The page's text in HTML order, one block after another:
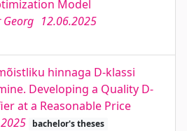
Model
Georg 12.06.2025
hinnaga D-klassi
Developing a Quality D-
at a Reasonable Price
bachelor's theses